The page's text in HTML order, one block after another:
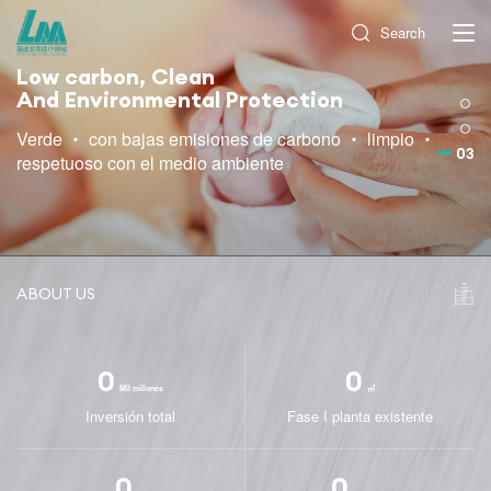
Search
Low carbon, Clean
And Environmental Protection
Verde ・ con bajas emisiones de carbono ・ limpio ・
respetuoso con el medio ambiente
03
ABOUT US
0 Mil millones
Inversión total
0 ㎡
Fase I planta existente